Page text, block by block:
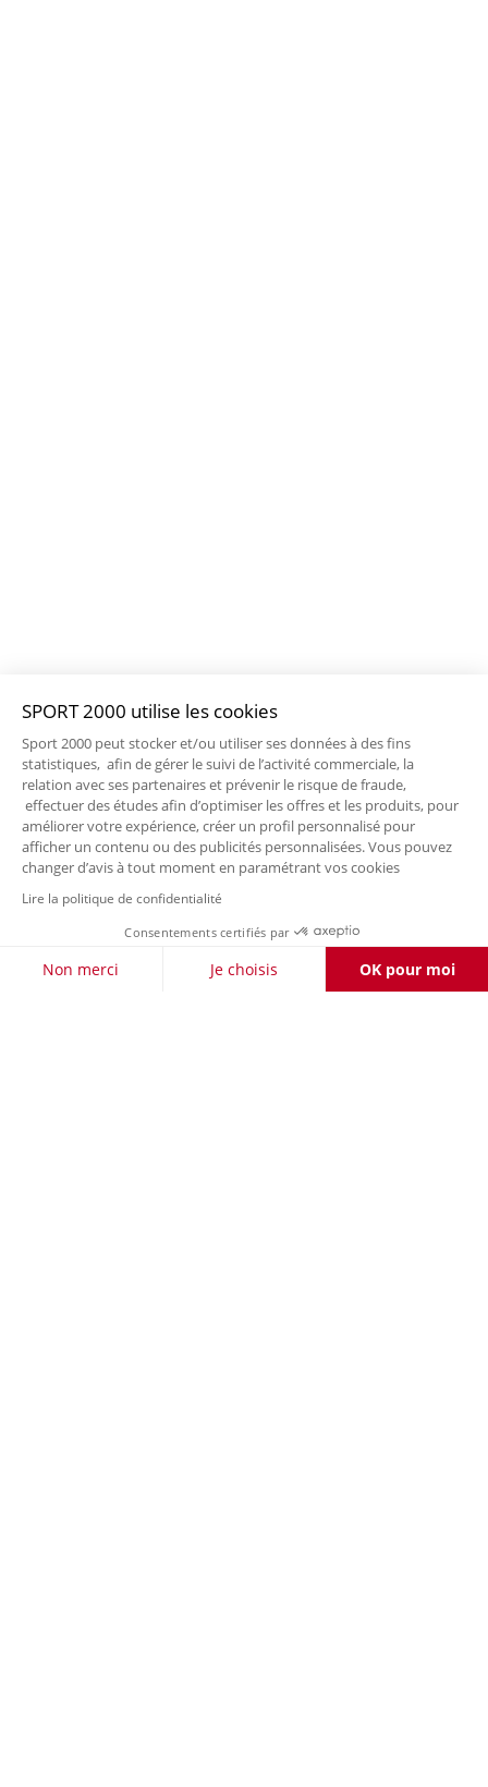
FILTRER / TRIER
SPORT 2000 utilise les cookies
Sport 2000 peut stocker et/ou utiliser ses données à des fins
statistiques, afin de gérer le suivi de l’activité commerciale, la
relation avec ses partenaires et prévenir le risque de fraude,
effectuer des études afin d’optimiser les offres et les produits, pour
améliorer votre expérience, créer un profil personnalisé pour
afficher un contenu ou des publicités personnalisées. Vous pouvez
changer d’avis à tout moment en paramétrant vos cookies
Lire la politique de confidentialité
Consentements certifiés par
Non merci Je choisis OK pour moi